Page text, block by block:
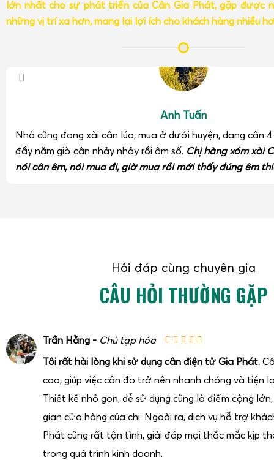
lớn nhất cho sự phát triển của Cân Gia Phát, gặp được
những vị trí xa hơn, mang lại lợi ích cho khách hàng nhiều
Anh Tuấn
Nhà cũng đang xài cân lúa, mua ở dưới huyện, dạng cân
đầy năm giờ cân nhảy nhảy rồi âm số. Chị hàng xóm xài
nói cân êm, nói mua đi, giờ mua rồi mới thấy đúng êm
Hỏi đáp cùng chuyên gia
CÂU HỎI THƯỜNG GẶP
Trần Hằng - Chủ tạp hóa
Tôi rất hài lòng khi sử dụng cân điện tử Gia Phát.
cao, giúp việc cân đo trở nên nhanh chóng và tiện
Thiết kế nhỏ gọn, dễ sử dụng cũng là điểm cộng
gian cửa hàng của chị. Ngoài ra, dịch vụ hỗ trợ
Phát cũng rất tận tình, giải đáp mọi thắc mắc kịp
trong quá trình kinh doanh.